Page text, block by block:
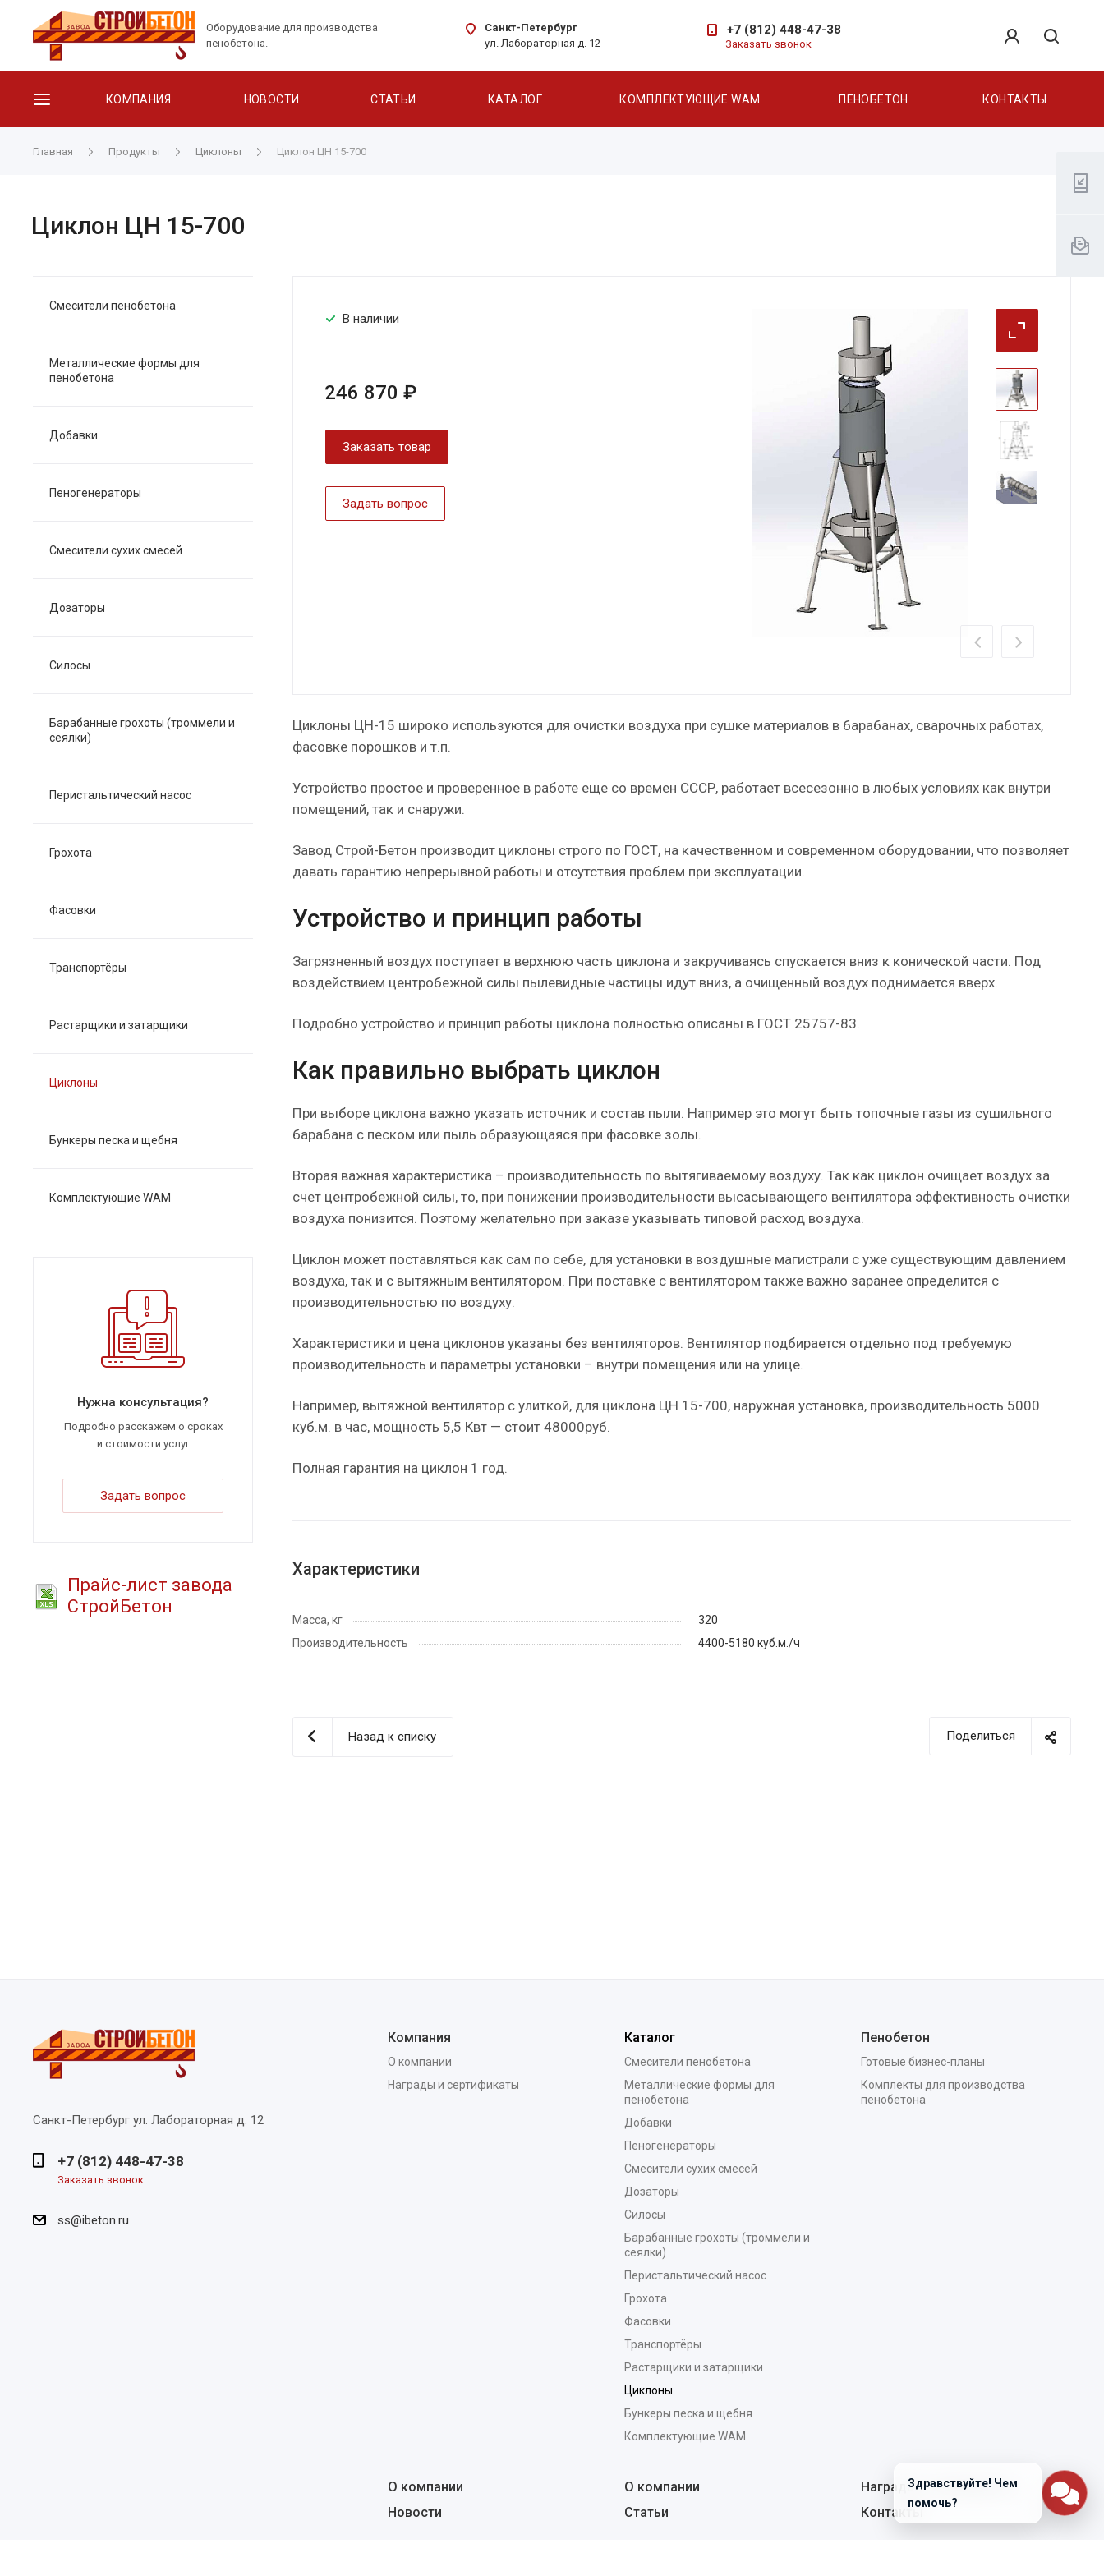
Оборудование для производства
пенобетона.
Санкт-Петербург
ул. Лабораторная д. 12
+7 (812) 448-47-38
Заказать звонок
КОМПАНИЯ НОВОСТИ СТАТЬИ КАТАЛОГ КОМПЛЕКТУЮЩИЕ WAM ПЕНОБЕТОН КОНТАКТЫ
Главная Продукты Циклоны Циклон ЦН 15-700
Циклон ЦН 15-700
В наличии
246 870 ₽
Заказать товар
Задать вопрос
Циклоны ЦН-15 широко используются для очистки воздуха при сушке материалов в барабанах, сварочных работах,
фасовке порошков и т.п.
Устройство простое и проверенное в работе еще со времен СССР, работает всесезонно в любых условиях как внутри
помещений, так и снаружи.
Завод Строй-Бетон производит циклоны строго по ГОСТ, на качественном и современном оборудовании, что позволяет
давать гарантию непрерывной работы и отсутствия проблем при эксплуатации.
Устройство и принцип работы
Загрязненный воздух поступает в верхнюю часть циклона и закручиваясь спускается вниз к конической части. Под
воздействием центробежной силы пылевидные частицы идут вниз, а очищенный воздух поднимается вверх.
Подробно устройство и принцип работы циклона полностью описаны в ГОСТ 25757-83.
Как правильно выбрать циклон
При выборе циклона важно указать источник и состав пыли. Например это могут быть топочные газы из сушильного
барабана с песком или пыль образующаяся при фасовке золы.
Вторая важная характеристика – производительность по вытягиваемому воздуху. Так как циклон очищает воздух за
счет центробежной силы, то, при понижении производительности высасывающего вентилятора эффективность очистки
воздуха понизится. Поэтому желательно при заказе указывать типовой расход воздуха.
Циклон может поставляться как сам по себе, для установки в воздушные магистрали с уже существующим давлением
воздуха, так и с вытяжным вентилятором. При поставке с вентилятором также важно заранее определится с
производительностью по воздуху.
Характеристики и цена циклонов указаны без вентиляторов. Вентилятор подбирается отдельно под требуемую
производительность и параметры установки – внутри помещения или на улице.
Например, вытяжной вентилятор с улиткой, для циклона ЦН 15-700, наружная установка, производительность 5000
куб.м. в час, мощность 5,5 Квт — стоит 48000руб.
Полная гарантия на циклон 1 год.
Характеристики
Масса, кг
320
Производительность
4400-5180 куб.м./ч
Поделиться
Назад к списку
Смесители пенобетона
Металлические формы для
пенобетона
Добавки
Пеногенераторы
Смесители сухих смесей
Дозаторы
Силосы
Барабанные грохоты (троммели и
сеялки)
Перистальтический насос
Грохота
Фасовки
Транспортёры
Растарщики и затарщики
Циклоны
Бункеры песка и щебня
Комплектующие WAM
Нужна консультация?
Подробно расскажем о сроках
и стоимости услуг
Задать вопрос
Прайс-лист завода
СтройБетон
Санкт-Петербург ул. Лабораторная д. 12
+7 (812) 448-47-38
Заказать звонок
ss@ibeton.ru
Компания
О компании
Награды и сертификаты
Каталог
Смесители пенобетона
Металлические формы для
пенобетона
Добавки
Пеногенераторы
Смесители сухих смесей
Дозаторы
Силосы
Барабанные грохоты (троммели и
сеялки)
Перистальтический насос
Грохота
Фасовки
Транспортёры
Растарщики и затарщики
Циклоны
Бункеры песка и щебня
Комплектующие WAM
Пенобетон
Готовые бизнес-планы
Комплекты для производства
пенобетона
О компании О компании
Награды и сертификаты
Новости
Статьи Контакты
Здравствуйте! Чем
помочь?